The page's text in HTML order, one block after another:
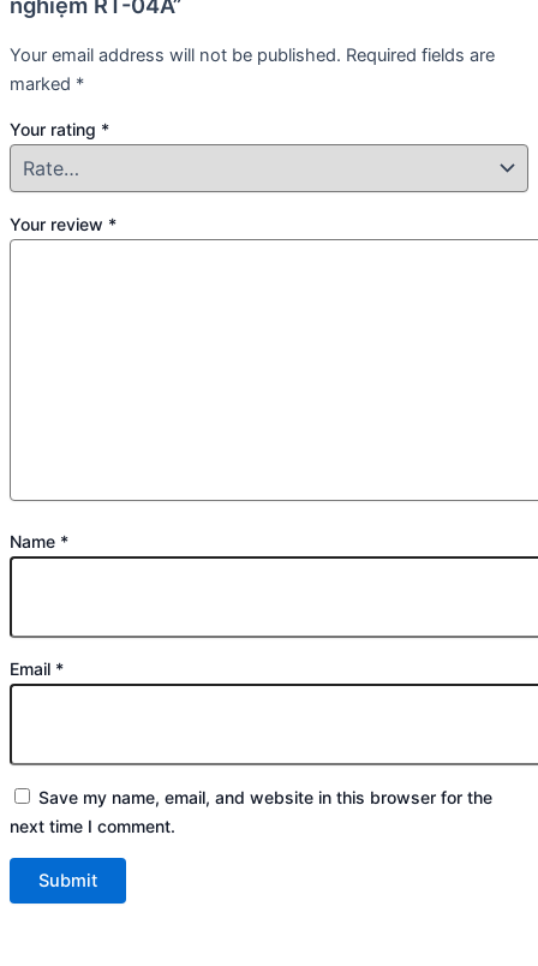
Your email address will not be published. Required fields are
marked *
Your rating *
Your review *
Name *
Email *
Save my name, email, and website in this browser for the
next time I comment.